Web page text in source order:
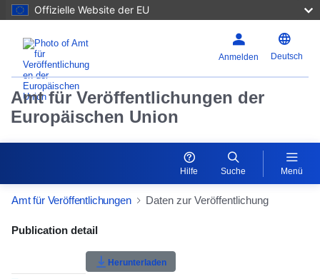
Offizielle Website der EU
Anmelden Deutsch
Amt für Veröffentlichungen der
Europäischen Union
Hilfe Suche Menü
Amt für Veröffentlichungen Daten zur Veröffentlichung
Publication Detail Actions Portlet
Benutzerbewertung
Publication detail
Herunterladen